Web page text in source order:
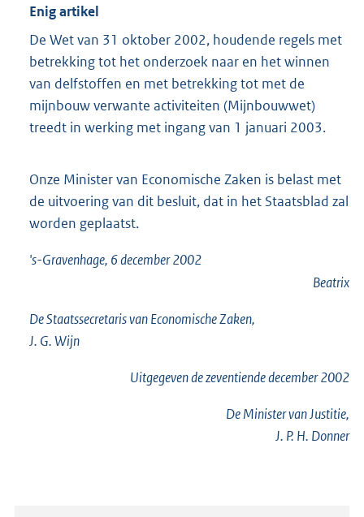
Enig artikel
De Wet van 31 oktober 2002, houdende regels met
betrekking tot het onderzoek naar en het winnen
van delfstoffen en met betrekking tot met de
mijnbouw verwante activiteiten (Mijnbouwwet)
treedt in werking met ingang van 1 januari 2003.
Onze Minister van Economische Zaken is belast met
de uitvoering van dit besluit, dat in het Staatsblad zal
worden geplaatst.
's-Gravenhage, 6 december 2002
Beatrix
De Staatssecretaris van Economische Zaken,
J. G. Wijn
Uitgegeven dezeventiendedecember 2002
De Minister van Justitie,
J. P. H. Donner